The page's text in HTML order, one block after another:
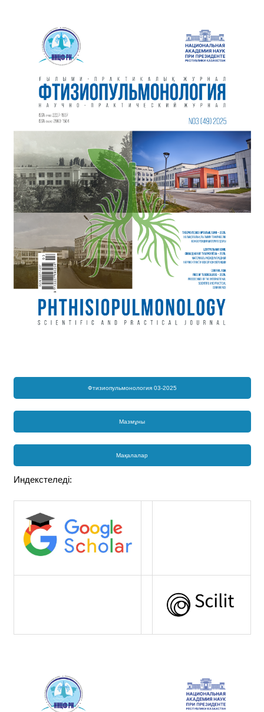
Фтизиопульмонология 03-2025
Мазмұны
Мақалалар
Индекстеледі: